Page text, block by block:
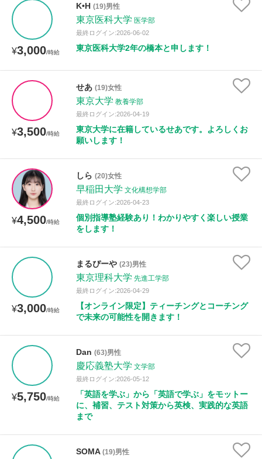
¥3,000/時給
K•H (19)男性
東京医科大学 医学部
最終ログイン:2026-06-02
東京医科大学2年の橋本と申します！
¥3,500/時給
せあ (19)女性
東京大学 教養学部
最終ログイン:2026-04-19
東京大学に在籍しているせあです。よろしくお
願いします！
¥4,500/時給
しら (20)女性
早稲田大学 文化構想学部
最終ログイン:2026-04-23
個別指導塾経験あり！わかりやすく楽しい授業
をします！
¥3,000/時給
まるぴーや (23)男性
東京理科大学 先進工学部
最終ログイン:2026-04-29
【オンライン限定】ティーチングとコーチング
で未来の可能性を開きます！
¥5,750/時給
Dan (63)男性
慶応義塾大学 文学部
最終ログイン:2026-05-12
「英語を学ぶ」から「英語で学ぶ」をモットー
に、補習、テスト対策から英検、実践的な英語
まで
SOMA (19)男性